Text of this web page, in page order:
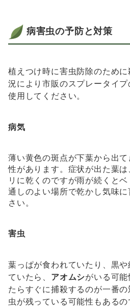
病害虫の予防と対策
植えつけ時に害虫防除のため
況により市販のスプレータイ
使用してください。
病気
薄い黄色の斑点が下葉から出
性があります。症状が出た葉
リに乾くのですが雨が続くと
通しのよい場所で乾かし気味
さい。
害虫
葉っぱが食われていたり、黒
ていたら、 アオムシがいる可
たらすぐに捕殺するのが一番
虫が残っている可能性もある